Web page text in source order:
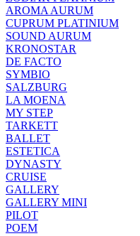
AROMA AURUM
CUPRUM PLATINIUM
SOUND AURUM
KRONOSTAR
DE FACTO
SYMBIO
SALZBURG
LA MOENA
MY STEP
TARKETT
BALLET
ESTETICA
DYNASTY
CRUISE
GALLERY
GALLERY MINI
PILOT
POEM